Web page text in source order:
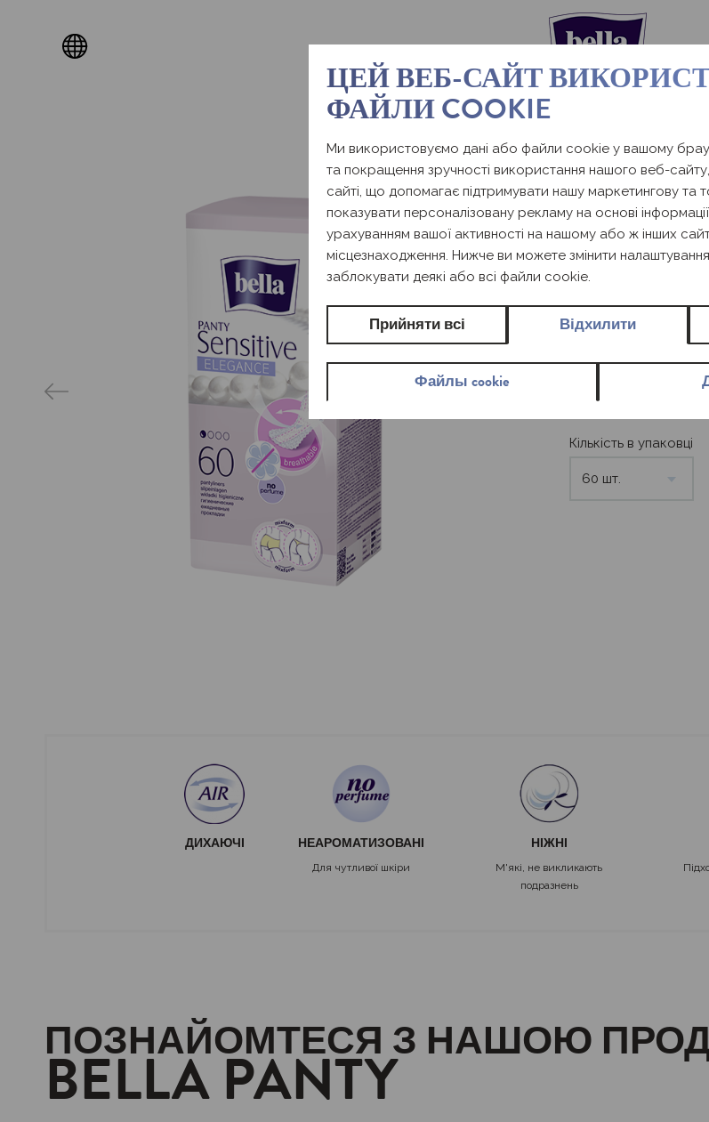
Ультратонкі
Прикрашені
типу білизни.
Кількість в упаковці
60 шт.
ДИХАЮЧІ НЕАРОМАТИЗОВАНІ
Для чутливої шкіри
НІЖНІ
М'які, не викликають
подразнень
ПОЗНАЙОМТЕСЯ З НАШОЮ
BELLA PANTY
ЦЕЙ ВЕБ-САЙТ
ФАЙЛИ COOKIE
Ми використовуємо дані або файли cookie у вашому
та покращення зручності використання нашого веб-сайту,
сайті, що допомагає підтримувати нашу маркетингову та
показувати персоналізовану рекламу на основі
урахуванням вашої активності на нашому або ж інших
місцезнаходження. Нижче ви можете змінити
заблокувати деякі або всі файли cookie.
Прийняти всі Відхилити
Файлы cookie